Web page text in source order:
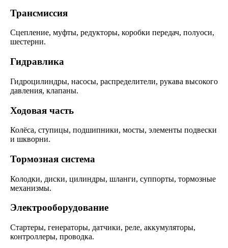
Трансмиссия
Сцепление, муфты, редукторы, коробки передач, полуоси,
шестерни.
Гидравлика
Гидроцилиндры, насосы, распределители, рукава высокого
давления, клапаны.
Ходовая часть
Колёса, ступицы, подшипники, мосты, элементы подвески
и шкворни.
Тормозная система
Колодки, диски, цилиндры, шланги, суппорты, тормозные
механизмы.
Электрооборудование
Стартеры, генераторы, датчики, реле, аккумуляторы,
контроллеры, проводка.